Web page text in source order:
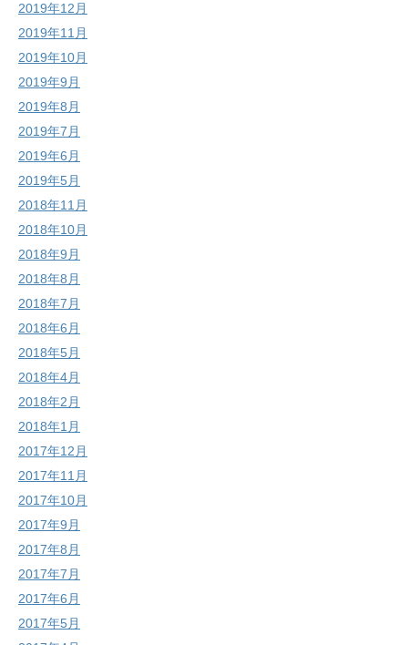
2019年12月
2019年11月
2019年10月
2019年9月
2019年8月
2019年7月
2019年6月
2019年5月
2018年11月
2018年10月
2018年9月
2018年8月
2018年7月
2018年6月
2018年5月
2018年4月
2018年2月
2018年1月
2017年12月
2017年11月
2017年10月
2017年9月
2017年8月
2017年7月
2017年6月
2017年5月